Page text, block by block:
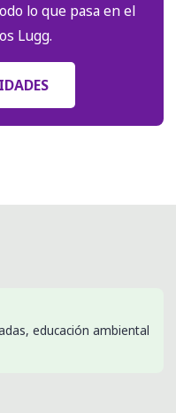
lo que pasa en el
Lugg.
educación ambiental